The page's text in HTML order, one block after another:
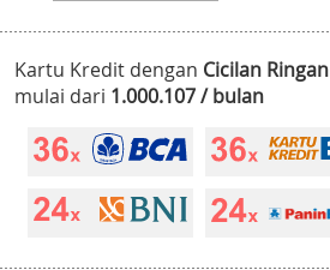
Kartu Kredit dengan Cicilan Ringan
mulai dari 1.000.107 / bulan